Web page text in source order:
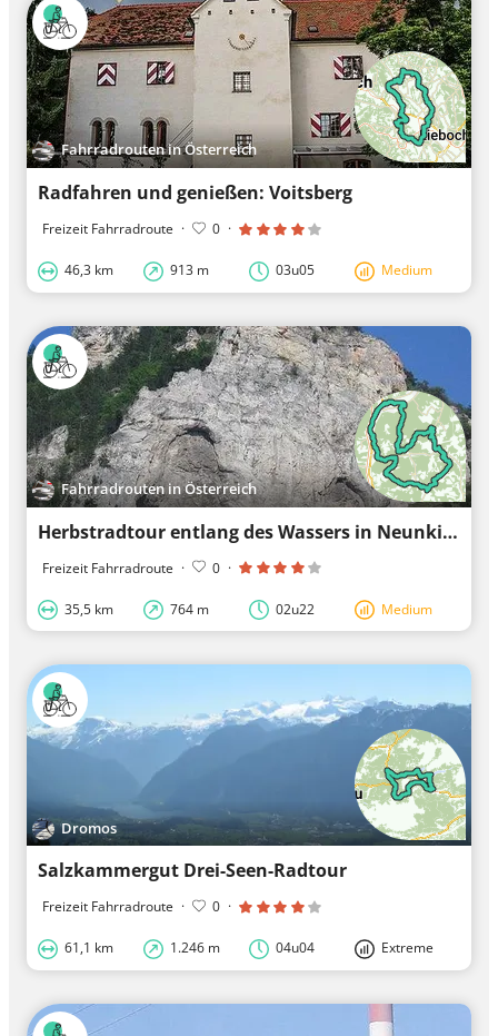
Fahrradrouten in Österreich
Radfahren und genießen: Voitsberg
Freizeit Fahrradroute · 0 ·
46,3 km 913 m 03u05 Medium
Fahrradrouten in Österreich
Herbstradtour entlang des Wassers in Neunkirchen
Freizeit Fahrradroute · 0 ·
35,5 km 764 m 02u22 Medium
Dromos
Salzkammergut Drei-Seen-Radtour
Freizeit Fahrradroute · 0 ·
61,1 km 1.246 m 04u04 Extreme